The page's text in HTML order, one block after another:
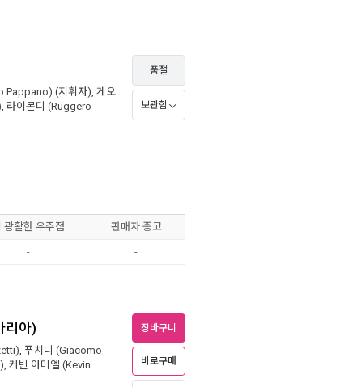
Pappano) (지휘자), 게오
, 라이몬디 (Ruggero
품절
보관함
광활한 우주점 판매자 중고
- -
리아)
, 푸치니 (Giacomo
케빈 아미엘 (Kevin
장바구니
바로구매